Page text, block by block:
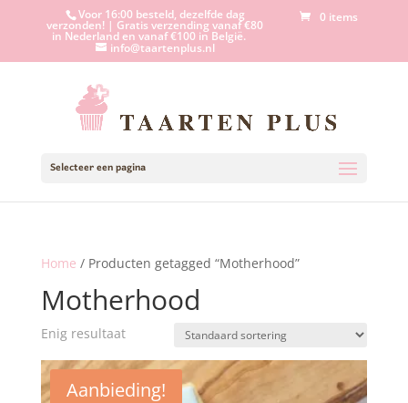
Voor 16:00 besteld, dezelfde dag
verzonden! | Gratis verzending vanaf €80
in Nederland en vanaf €100 in België.
info@taartenplus.nl
0 items
Selecteer een pagina
Home / Producten getagged “Motherhood”
Motherhood
Enig resultaat
Aanbieding!